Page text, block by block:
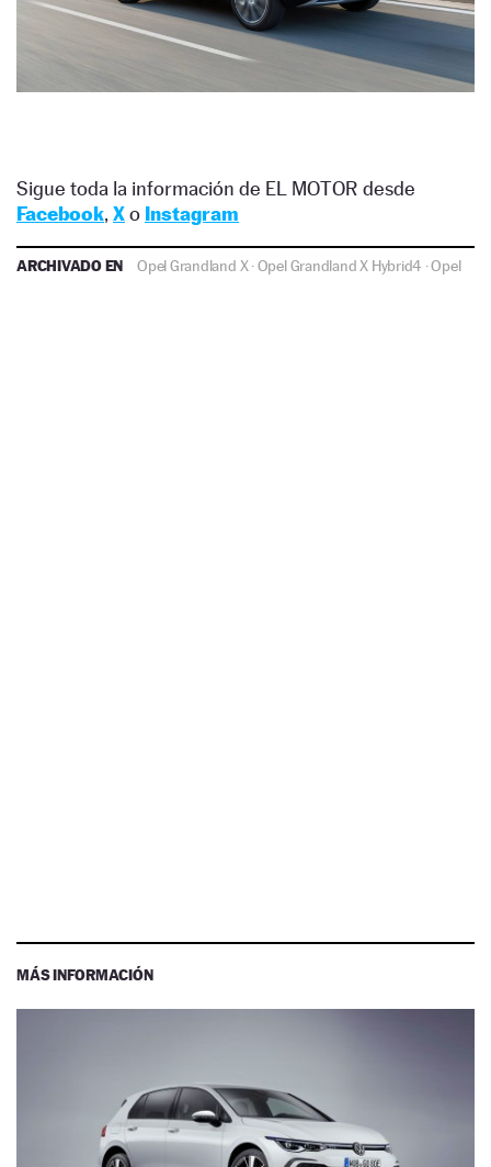
Sigue toda la información de EL MOTOR desde
Facebook, Xo Instagram
ARCHIVADO EN Opel Grandland X·Opel Grandland X Hybrid4 ·Opel
MÁS INFORMACIÓN